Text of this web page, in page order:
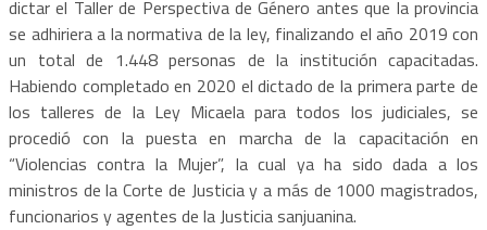
dictar el Taller de Perspectiva de Género antes que la provincia
se adhiriera a la normativa de la ley, finalizando el año 2019 con
un total de 1.448 personas de la institución capacitadas.
Habiendo completado en 2020 el dictado de la primera parte de
los talleres de la Ley Micaela para todos los judiciales, se
procedió con la puesta en marcha de la capacitación en
“Violencias contra la Mujer”, la cual ya ha sido dada a los
ministros de la Corte de Justicia y a más de 1000 magistrados,
funcionarios y agentes de la Justicia sanjuanina.